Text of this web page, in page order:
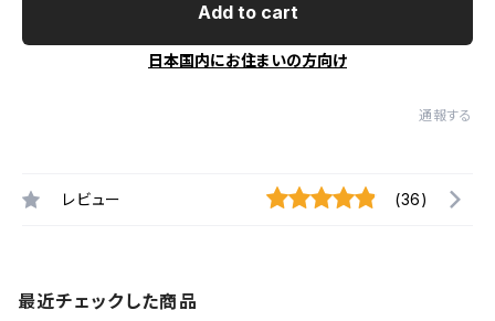
Add to cart
日本国内にお住まいの方向け
通報する
レビュー (36)
最近チェックした商品